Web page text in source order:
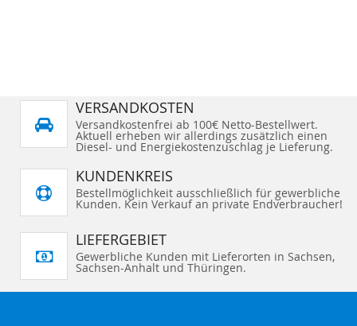
VERSANDKOSTEN
Versandkostenfrei ab 100€ Netto-Bestellwert.
Aktuell erheben wir allerdings zusätzlich einen
Diesel- und Energiekostenzuschlag je Lieferung.
KUNDENKREIS
Bestellmöglichkeit ausschließlich für gewerbliche
Kunden. Kein Verkauf an private Endverbraucher!
LIEFERGEBIET
Gewerbliche Kunden mit Lieferorten in Sachsen,
Sachsen-Anhalt und Thüringen.